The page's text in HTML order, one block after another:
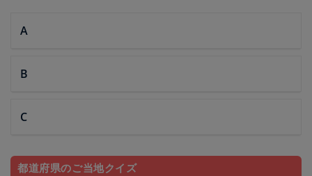
A
B
C
都道府県のご当地クイズ